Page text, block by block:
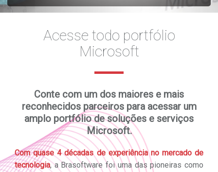
Acesse todo portfólio
Microsoft
Conte com um dos maiores e mais
reconhecidos parceiros para acessar um
amplo portfólio de soluções e serviços
Microsoft.
Com quase 4 décadas de experiência no mercado de
tecnologia, a Brasoftware foi uma das pioneiras como